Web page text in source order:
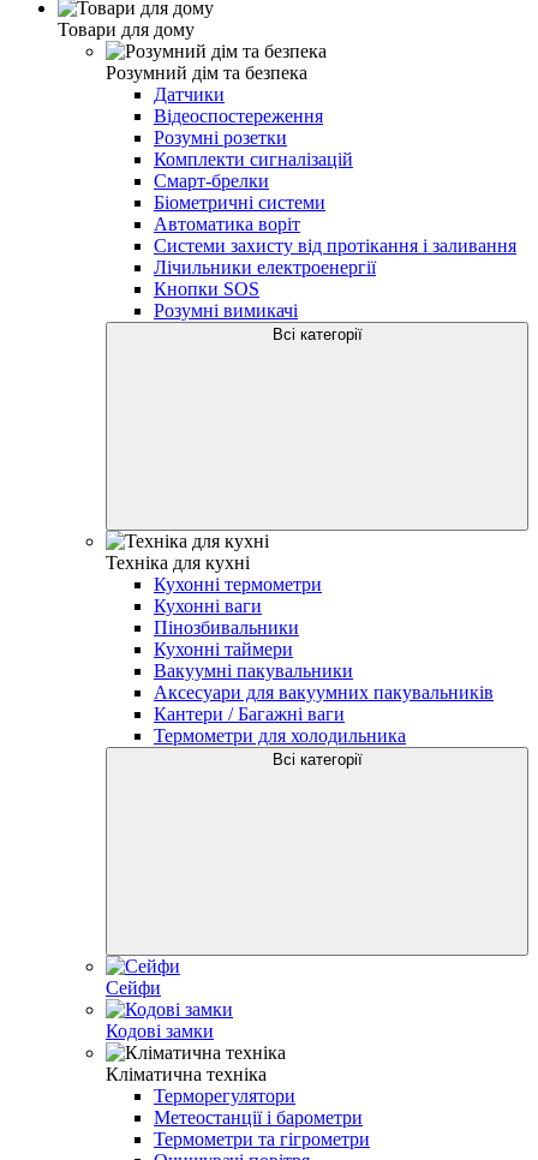
Товари для дому
Розумний дім та безпека
Датчики
Відеоспостереження
Розумні розетки
Комплекти сигналізацій
Смарт-брелки
Біометричні системи
Автоматика воріт
Системи захисту від протікання і заливання
Лічильники електроенергії
Кнопки SOS
Розумні вимикачі
Всі категорії
Техніка для кухні
Кухонні термометри
Кухонні ваги
Пінозбивальники
Кухонні таймери
Вакуумні пакувальники
Аксесуари для вакуумних пакувальників
Кантери / Багажні ваги
Термометри для холодильника
Всі категорії
Сейфи
Кодові замки
Кліматична техніка
Терморегулятори
Метеостанції і барометри
Термометри та гігрометри